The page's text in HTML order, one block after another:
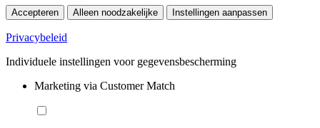
Accepteren Alleen noodzakelijke Instellingen aanpassen
Privacybeleid
Individuele instellingen voor gegevensbescherming
Marketing via Customer Match